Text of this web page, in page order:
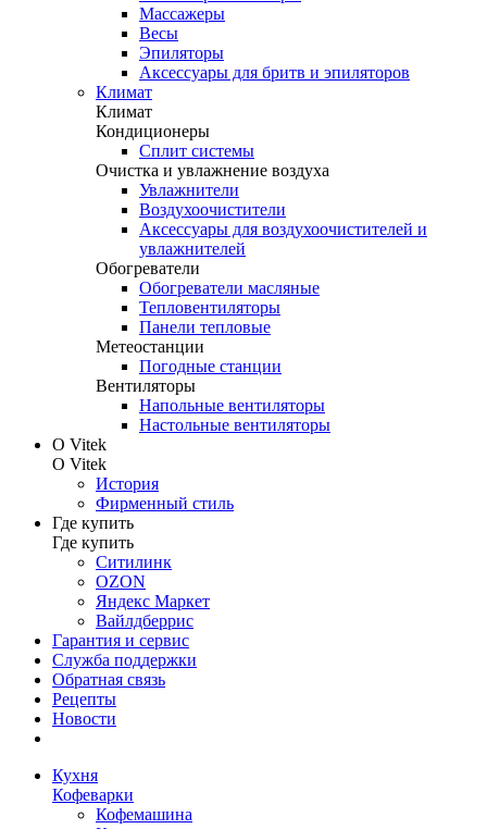
Массажеры
Весы
Эпиляторы
Аксессуары для бритв и эпиляторов
Климат
Климат
Кондиционеры
Сплит системы
Очистка и увлажнение воздуха
Увлажнители
Воздухоочистители
Аксессуары для воздухоочистителей и
увлажнителей
Обогреватели
Обогреватели масляные
Тепловентиляторы
Панели тепловые
Метеостанции
Погодные станции
Вентиляторы
Напольные вентиляторы
Настольные вентиляторы
О Vitek
О Vitek
История
Фирменный стиль
Где купить
Где купить
Ситилинк
OZON
Яндекс Маркет
Вайлдберрис
Гарантия и сервис
Служба поддержки
Обратная связь
Рецепты
Новости
Кухня
Кофеварки
Кофемашина